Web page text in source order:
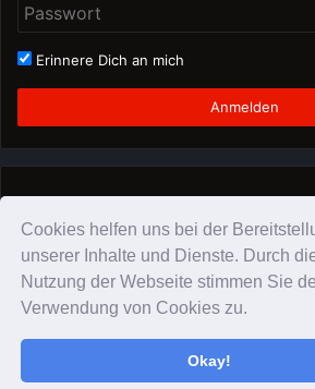
Cookies helfen uns bei der
unserer Inhalte und Dienste. Durch
Nutzung der Webseite stimmen Sie
Verwendung von Cookies zu.
Okay!
Erinnere Dich an mich
Anmelden
© Copyright Schattenzirkus 2026, All
SchattenZirkus Team
Datenschutz
Twitter